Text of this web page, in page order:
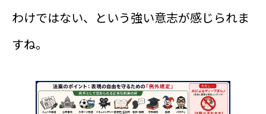
わけではない、という強い意志が感じられま
すね。